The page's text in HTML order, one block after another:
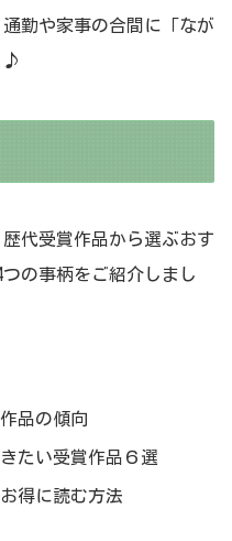
勤や家事の合間に「なが
♪
代受賞作品から選ぶおす
の事柄をご紹介しまし
品の傾向
たい受賞作品６選
得に読む方法